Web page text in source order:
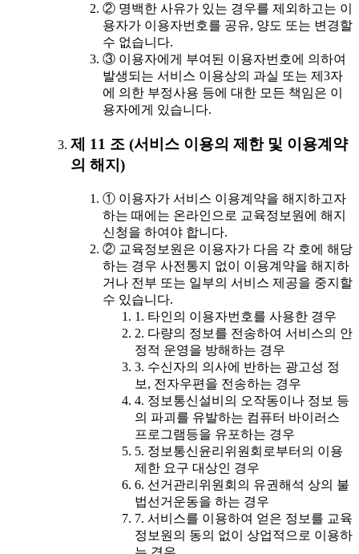
② 명백한 사유가 있는 경우를 제외하고는 이
용자가 이용자번호를 공유, 양도 또는 변경할
수 없습니다.
③ 이용자에게 부여된 이용자번호에 의하여
발생되는 서비스 이용상의 과실 또는 제3자
에 의한 부정사용 등에 대한 모든 책임은 이
용자에게 있습니다.
제 11 조 (서비스 이용의 제한 및 이용계약
의 해지)
① 이용자가 서비스 이용계약을 해지하고자
하는 때에는 온라인으로 교육정보원에 해지
신청을 하여야 합니다.
② 교육정보원은 이용자가 다음 각 호에 해당
하는 경우 사전통지 없이 이용계약을 해지하
거나 전부 또는 일부의 서비스 제공을 중지할
수 있습니다.
1. 타인의 이용자번호를 사용한 경우
2. 다량의 정보를 전송하여 서비스의 안
정적 운영을 방해하는 경우
3. 수신자의 의사에 반하는 광고성 정
보, 전자우편을 전송하는 경우
4. 정보통신설비의 오작동이나 정보 등
의 파괴를 유발하는 컴퓨터 바이러스
프로그램등을 유포하는 경우
5. 정보통신윤리위원회로부터의 이용
제한 요구 대상인 경우
6. 선거관리위원회의 유권해석 상의 불
법선거운동을 하는 경우
7. 서비스를 이용하여 얻은 정보를 교육
정보원의 동의 없이 상업적으로 이용하